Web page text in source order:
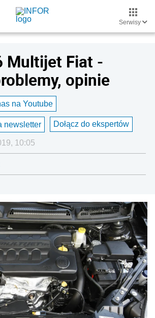
Serwisy
Multijet Fiat -
opinie
na Youtube
newsletter Dołącz do ekspertów
10:05